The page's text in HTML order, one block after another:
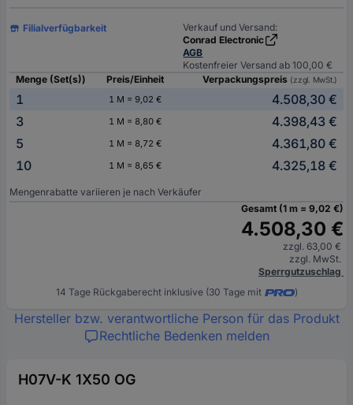
Filialverfügbarkeit
Verkauf und Versand:
Conrad Electronic
AGB
Kostenfreier Versand ab 100,00 €
Menge (Set(s))
Preis/Einheit Verpackungspreis (zzgl. MwSt.)
1 1 M = 9,02 €
4.508,30 €
3
1 M = 8,80 €
4.398,43 €
5
1 M = 8,72 €
4.361,80 €
10
1 M = 8,65 € 4.325,18 €
Mengenrabatte variieren je nach Verkäufer
Gesamt (1 m = 9,02 €)
4.508,30 €
zzgl. 63,00 €
zzgl. MwSt.
Sperrgutzuschlag
14 Tage Rückgaberecht inklusive (30 Tage mit
)
Hersteller bzw. verantwortliche Person für das Produkt
Rechtliche Bedenken melden
H07V-K 1X50 OG